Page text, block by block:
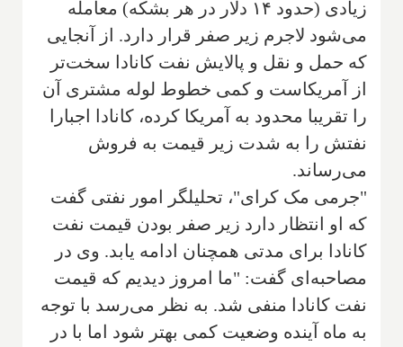
زیادی (حدود ۱۴ دلار در هر بشکه) معامله
می‌شود لاجرم زیر صفر قرار دارد. از آنجایی
که حمل و نقل و پالایش نفت کانادا سخت‌تر
از آمریکاست و کمی خطوط لوله مشتری آن
را تقریبا محدود به آمریکا کرده، کانادا اجبارا
نفتش را به شدت زیر قیمت به فروش
می‌رساند.
"جرمی مک کرای"، تحلیلگر امور نفتی گفت
که او انتظار دارد زیر صفر بودن قیمت نفت
کانادا برای مدتی همچنان ادامه یابد. وی در
مصاحبه‌ای گفت: "ما امروز دیدیم که قیمت
نفت کانادا منفی شد. به نظر می‌رسد با توجه
به ماه آینده وضعیت کمی بهتر شود اما با در